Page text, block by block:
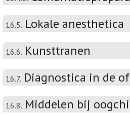
16.5. Lokale anesthetica
16.6. Kunsttranen
16.7. Diagnostica in de
16.8. Middelen bij